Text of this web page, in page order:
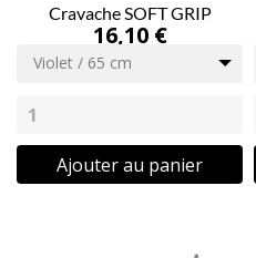
Cravache SOFT GRIP
16,10 €
Violet / 65 cm
Ajouter au panier